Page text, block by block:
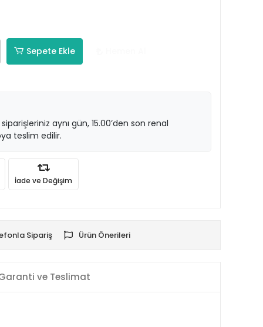
Sepete Ekle
aynı gün, 15.00’den son renal
teslim edilir.
İade ve Değişim
Sipariş Ürün Önerileri
ve Teslimat